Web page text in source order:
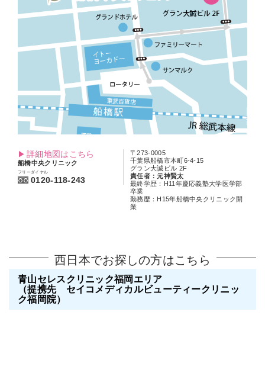
詳細地図はこちら
船橋中央クリニック
フリーダイヤル
0120-118-243
〒273-0005
千葉県船橋市本町6-4-15
グラン大誠ビル 2F
責任者：元神賢太
最終学歴：H11年慶応義塾大学医学部
卒業
勤務歴：H15年船橋中央クリニック開
業
西日本でお探しの方はこちら
青山セレスクリニック福岡エリア
（提携先 セイコメディカルビューティークリニッ
ク福岡院）